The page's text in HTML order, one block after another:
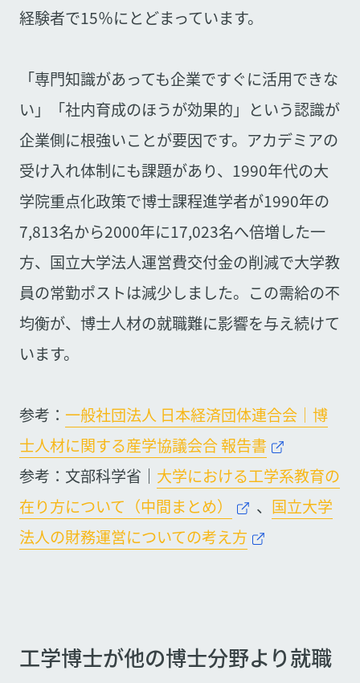
経験者で15％にとどまっています。
「専門知識があっても企業ですぐに活用できな
い」「社内育成のほうが効果的」という認識が
企業側に根強いことが要因です。アカデミアの
受け入れ体制にも課題があり、1990年代の大
学院重点化政策で博士課程進学者が1990年の
7,813名から2000年に17,023名へ倍増した一
方、国立大学法人運営費交付金の削減で大学教
員の常勤ポストは減少しました。この需給の不
均衡が、博士人材の就職難に影響を与え続けて
います。
参考： 一般社団法人 日本経済団体連合会｜博
士人材に関する産学協議会合 報告書
参考：文部科学省｜ 大学における工学系教育の
在り方について（中間まとめ）
、 国立大学
法人の財務運営についての考え方
工学博士が他の博士分野より就職